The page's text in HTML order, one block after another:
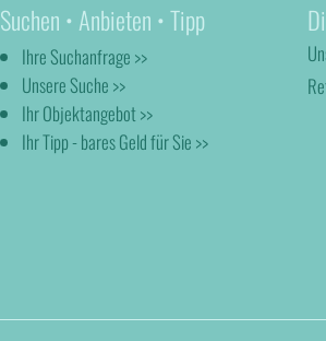
Suchen • Anbieten • Tipp
Ihre Suchanfrage >>
Unsere Suche >>
Ihr Objektangebot >>
Ihr Tipp - bares Geld für Sie >>